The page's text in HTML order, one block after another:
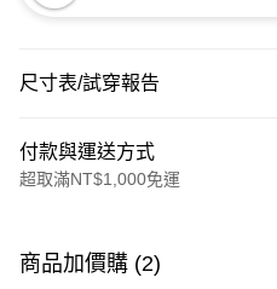
尺寸表/試穿報告
付款與運送方式
超取滿NT$1,000免運
信用卡一次付款
商品加價購 (2)